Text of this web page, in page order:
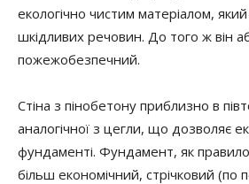
екологічно чистим матеріалом,
шкідливих речовин. До того ж він
пожежобезпечний.
Стіна з пінобетону приблизно в
аналогічної з цегли, що дозволяє
фундаменті. Фундамент, як
більш економічний, стрічковий (по